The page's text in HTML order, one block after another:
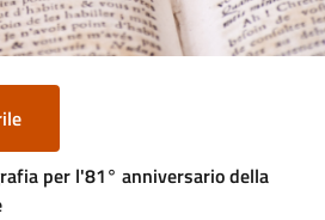
per l'81° anniversario della